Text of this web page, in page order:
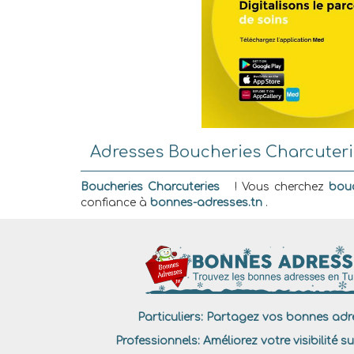
Adresses Boucheries
Boucheries Charcuteries ! Vous cherchez
confiance à bonnes-adresses.tn .
Particuliers:Partagez vos bonnes
Professionnels:Améliorez votre visibilité